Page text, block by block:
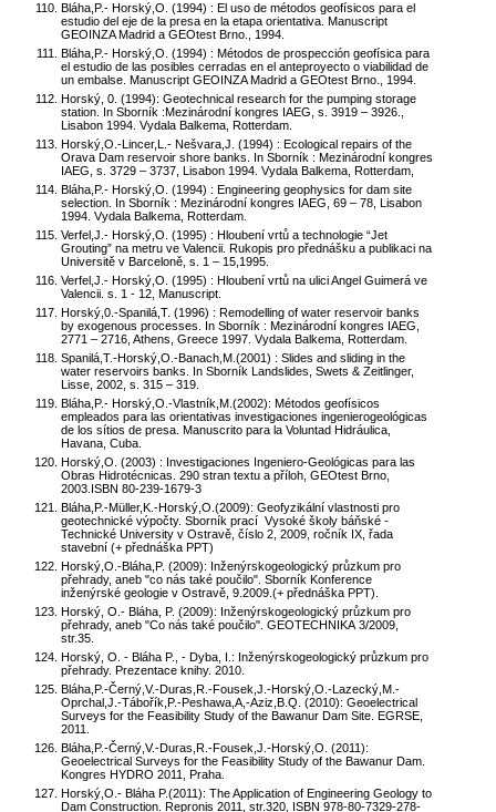
Bláha,P.- Horský,O. (1994) : El uso de métodos geofísicos para el
estudio del eje de la presa en la etapa orientativa. Manuscript
GEOINZA Madrid a GEOtest Brno., 1994.
Bláha,P.- Horský,O. (1994) : Métodos de prospección geofísica para
el estudio de las posibles cerradas en el anteproyecto o viabilidad de
un embalse. Manuscript GEOINZA Madrid a GEOtest Brno., 1994.
Horský, 0. (1994): Geotechnical research for the pumping storage
station. In Sborník :Mezinárodní kongres IAEG, s. 3919 – 3926.,
Lisabon 1994. Vydala Balkema, Rotterdam.
Horský,O.-Lincer,L.- Nešvara,J. (1994) : Ecological repairs of the
Orava Dam reservoir shore banks. In Sborník : Mezinárodní kongres
IAEG, s. 3729 – 3737, Lisabon 1994. Vydala Balkema, Rotterdam,
Bláha,P.- Horský,O. (1994) : Engineering geophysics for dam site
selection. In Sborník : Mezinárodní kongres IAEG, 69 – 78, Lisabon
1994. Vydala Balkema, Rotterdam.
Verfel,J.- Horský,O. (1995) : Hloubení vrtů a technologie “Jet
Grouting” na metru ve Valencii. Rukopis pro přednášku a publikaci na
Universitě v Barceloně, s. 1 – 15,1995.
Verfel,J.- Horský,O. (1995) : Hloubení vrtů na ulici Angel Guimerá ve
Valencii. s. 1 - 12, Manuscript.
Horský,0.-Spanilá,T. (1996) : Remodelling of water reservoir banks
by exogenous processes. In Sborník : Mezinárodní kongres IAEG,
2771 – 2716, Athens, Greece 1997. Vydala Balkema, Rotterdam.
Spanilá,T.-Horský,O.-Banach,M.(2001) : Slides and sliding in the
water reservoirs banks. In Sborník Landslides, Swets & Zeitlinger,
Lisse, 2002, s. 315 – 319.
Bláha,P.- Horský,O.-Vlastník,M.(2002): Métodos geofísicos
empleados para las orientativas investigaciones ingenierogeológicas
de los sítios de presa. Manuscrito para la Voluntad Hidráulica,
Havana, Cuba.
Horský,O. (2003) : Investigaciones Ingeniero-Geológicas para las
Obras Hidrotécnicas. 290 stran textu a příloh, GEOtest Brno,
2003.ISBN 80-239-1679-3
Bláha,P.-Müller,K.-Horský,O.(2009): Geofyzikální vlastnosti pro
geotechnické výpočty. Sborník prací Vysoké školy báňské -
Technické University v Ostravě, číslo 2, 2009, ročník IX, řada
stavební (+ přednáška PPT)
Horský,O.-Bláha,P. (2009): Inženýrskogeologický průzkum pro
přehrady, aneb "co nás také poučilo". Sborník Konference
inženýrské geologie v Ostravě, 9.2009.(+ přednáška PPT).
Horský, O.- Bláha, P. (2009): Inženýrskogeologický průzkum pro
přehrady, aneb "Co nás také poučilo". GEOTECHNIKA 3/2009,
str.35.
Horský, O. - Bláha P., - Dyba, I.: Inženýrskogeologický průzkum pro
přehrady. Prezentace knihy. 2010.
Bláha,P.-Černý,V.-Duras,R.-Fousek,J.-Horský,O.-Lazecký,M.-
Oprchal,J.-Tábořík,P.-Peshawa,A,-Aziz,B.Q. (2010): Geoelectrical
Surveys for the Feasibility Study of the Bawanur Dam Site. EGRSE,
2011.
Bláha,P.-Černý,V.-Duras,R.-Fousek,J.-Horský,O. (2011):
Geoelectrical Surveys for the Feasibility Study of the Bawanur Dam.
Kongres HYDRO 2011, Praha.
Horský,O.- Bláha P.(2011): The Application of Engineering Geology to
Dam Construction. Repronis 2011, str.320, ISBN 978-80-7329-278-